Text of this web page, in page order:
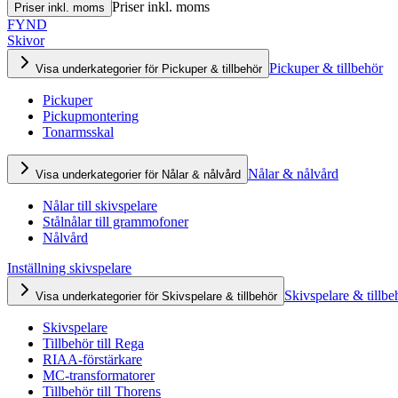
Priser inkl. moms Priser inkl. moms
FYND
Skivor
Visa underkategorier för Pickuper & tillbehör Pickuper & tillbehör
Pickuper
Pickupmontering
Tonarmsskal
Visa underkategorier för Nålar & nålvård Nålar & nålvård
Nålar till skivspelare
Stålnålar till grammofoner
Nålvård
Inställning skivspelare
Visa underkategorier för Skivspelare & tillbehör Skivspelare &
Skivspelare
Tillbehör till Rega
RIAA-förstärkare
MC-transformatorer
Tillbehör till Thorens